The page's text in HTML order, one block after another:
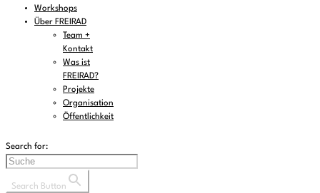
Workshops
Über FREIRAD
Team +
Kontakt
Was ist
FREIRAD?
Projekte
Organisation
Öffentlichkeit
Search for:
Search Button